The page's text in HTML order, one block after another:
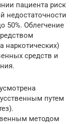
пациента риск
недостаточности
50%. Облегчение
наркотических)
средств и
путем
методом